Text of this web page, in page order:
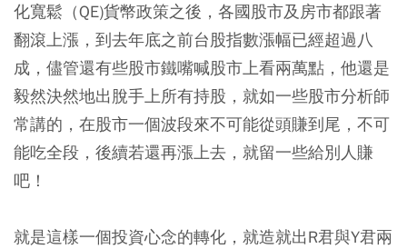
化寬鬆（QE)貨幣政策之後，各國股市及房市都跟著
翻滾上漲，到去年底之前台股指數漲幅已經超過八
成，儘管還有些股市鐵嘴喊股市上看兩萬點，他還是
毅然決然地出脫手上所有持股，就如一些股市分析師
常講的，在股市一個波段來不可能從頭賺到尾，不可
能吃全段，後續若還再漲上去，就留一些給別人賺
吧！
就是這樣一個投資心念的轉化，就造就出R君與Y君兩